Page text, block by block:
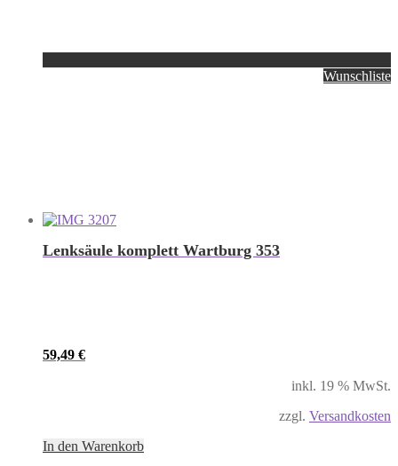
Wunschliste
Lenksäule komplett Wartburg 353
59,49 €
inkl. 19 % MwSt.
zzgl. Versandkosten
In den Warenkorb